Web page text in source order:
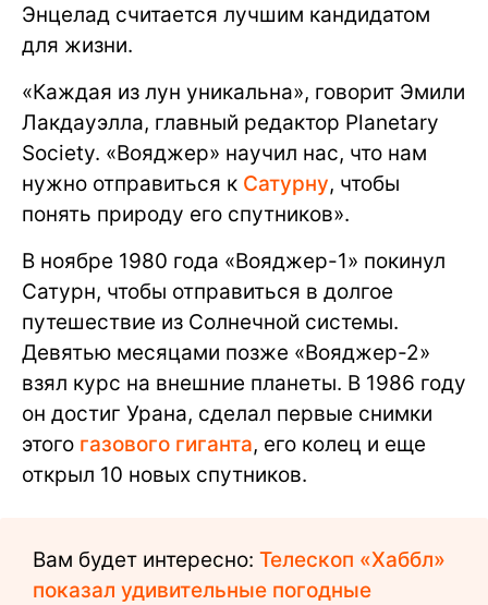
Энцелад считается лучшим кандидатом
для жизни.
«Каждая из лун уникальна», говорит Эмили
Лакдауэлла, главный редактор Planetary
Society. «Вояджер» научил нас, что нам
нужно отправиться к Сатурну, чтобы
понять природу его спутников».
В ноябре 1980 года «Вояджер-1» покинул
Сатурн, чтобы отправиться в долгое
путешествие из Солнечной системы.
Девятью месяцами позже «Вояджер-2»
взял курс на внешние планеты. В 1986 году
он достиг Урана, сделал первые снимки
этого газового гиганта, его колец и еще
открыл 10 новых спутников.
Вам будет интересно: Телескоп «Хаббл»
показал удивительные погодные